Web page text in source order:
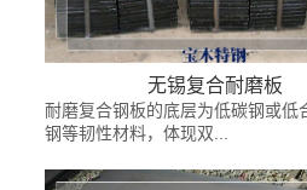
无锡复合耐磨板
耐磨复合钢板的底层为低碳钢或低
钢等韧性材料，体现双...